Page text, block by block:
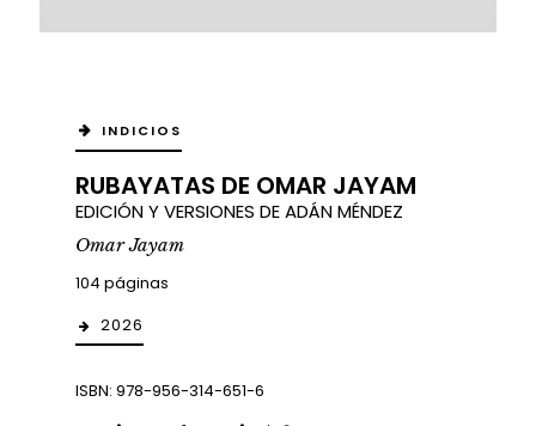
INDICIOS
RUBAYATAS DE OMAR JAYAM
EDICIÓN Y VERSIONES DE ADÁN MÉNDEZ
Omar Jayam
104 páginas
2026
ISBN: 978-956-314-651-6